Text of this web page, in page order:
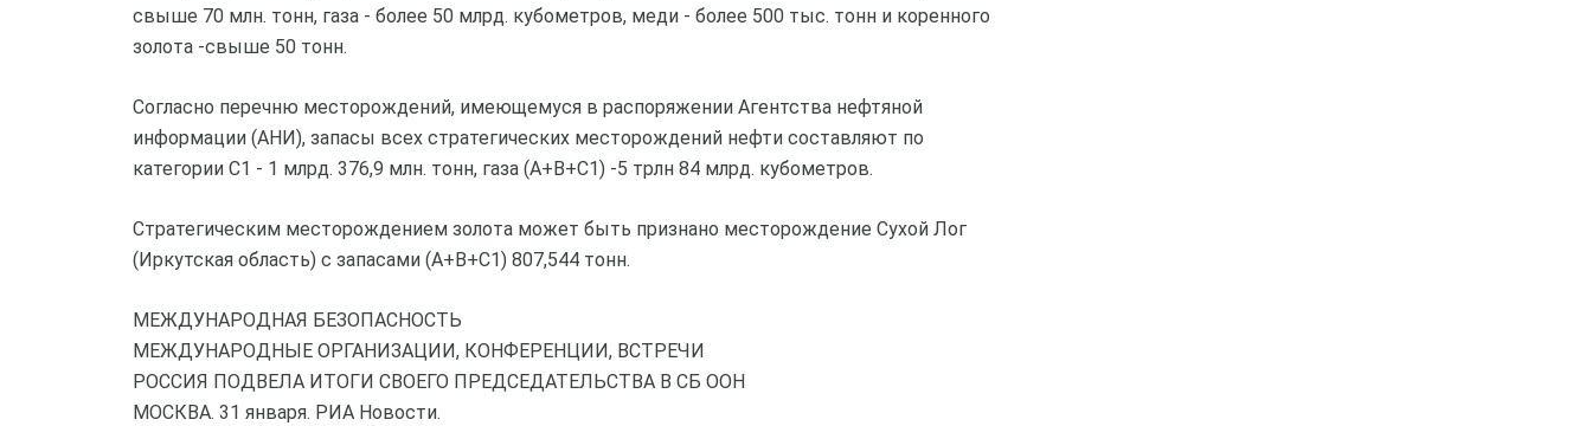
свыше 70 млн. тонн, газа - более 50 млрд. кубометров, меди - более 500 тыс. тонн и коренного
золота -свыше 50 тонн.
Согласно перечню месторождений, имеющемуся в распоряжении Агентства нефтяной
информации (АНИ), запасы всех стратегических месторождений нефти составляют по
категории С1 - 1 млрд. 376,9 млн. тонн, газа (А+B+C1) -5 трлн 84 млрд. кубометров.
Стратегическим месторождением золота может быть признано месторождение Сухой Лог
(Иркутская область) с запасами (A+B+C1) 807,544 тонн.
МЕЖДУНАРОДНАЯ БЕЗОПАСНОСТЬ
МЕЖДУНАРОДНЫЕ ОРГАНИЗАЦИИ, КОНФЕРЕНЦИИ, ВСТРЕЧИ
РОССИЯ ПОДВЕЛА ИТОГИ СВОЕГО ПРЕДСЕДАТЕЛЬСТВА В СБ ООН
МОСКВА. 31 января. РИА Новости.